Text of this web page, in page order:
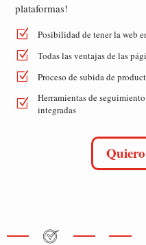
plataformas!
Z
Posibilidad de tener la web
Z Todas las ventajas de las
Z Proceso de subida de
Z
Herramientas de
integradas